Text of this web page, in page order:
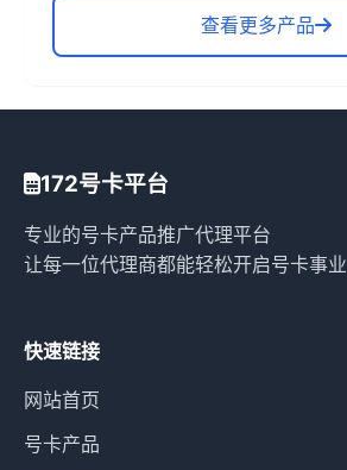
查看更多产品
172号卡平台
专业的号卡产品推广代理平台
让每一位代理商都能轻松开启号卡事业
快速链接
网站首页
号卡产品